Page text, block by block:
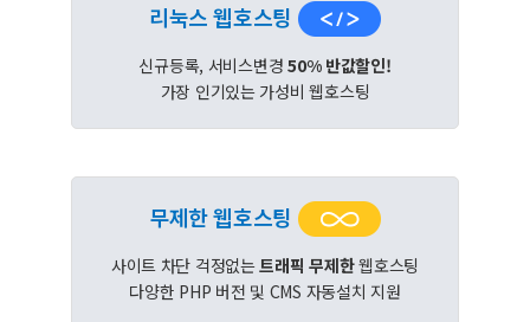
리눅스 웹호스팅
신규등록, 서비스변경50% 반값할인!
가장 인기있는 가성비 웹호스팅
무제한 웹호스팅
사이트 차단 걱정없는트래픽 무제한웹호스팅
다양한 PHP 버전 및 CMS 자동설치 지원